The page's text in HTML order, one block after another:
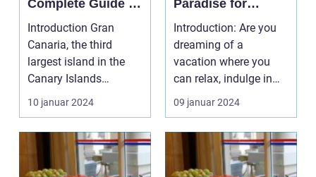
Complete Guide to
the Ultimate
Holiday
Experience
Introduction Gran
Canaria, the third
largest island in the
Canary Islands
archipelago, is a
dream de...
10 januar 2024
Paradise for
Travelers
Introduction: Are you
dreaming of a
vacation where you
can relax, indulge in
delicious food, soak
up...
09 januar 2024